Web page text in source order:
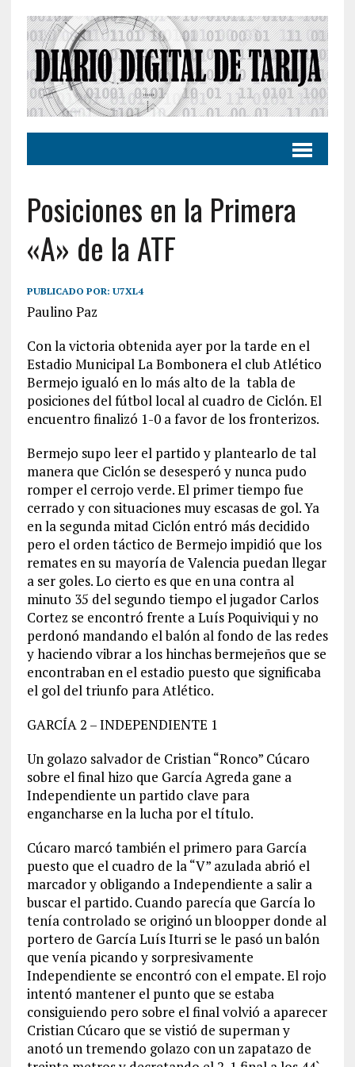
Posiciones en la Primera
«A» de la ATF
PUBLICADO POR: U7XL4
Paulino Paz
Con la victoria obtenida ayer por la tarde en el
Estadio Municipal La Bombonera el club Atlético
Bermejo igualó en lo más alto de la tabla de
posiciones del fútbol local al cuadro de Ciclón. El
encuentro finalizó 1-0 a favor de los fronterizos.
Bermejo supo leer el partido y plantearlo de tal
manera que Ciclón se desesperó y nunca pudo
romper el cerrojo verde. El primer tiempo fue
cerrado y con situaciones muy escasas de gol. Ya
en la segunda mitad Ciclón entró más decidido
pero el orden táctico de Bermejo impidió que los
remates en su mayoría de Valencia puedan llegar
a ser goles. Lo cierto es que en una contra al
minuto 35 del segundo tiempo el jugador Carlos
Cortez se encontró frente a Luís Poquiviqui y no
perdonó mandando el balón al fondo de las redes
y haciendo vibrar a los hinchas bermejeños que se
encontraban en el estadio puesto que significaba
el gol del triunfo para Atlético.
GARCÍA 2 – INDEPENDIENTE 1
Un golazo salvador de Cristian “Ronco” Cúcaro
sobre el final hizo que García Agreda gane a
Independiente un partido clave para
engancharse en la lucha por el título.
Cúcaro marcó también el primero para García
puesto que el cuadro de la “V” azulada abrió el
marcador y obligando a Independiente a salir a
buscar el partido. Cuando parecía que García lo
tenía controlado se originó un bloopper donde al
portero de García Luís Iturri se le pasó un balón
que venía picando y sorpresivamente
Independiente se encontró con el empate. El rojo
intentó mantener el punto que se estaba
consiguiendo pero sobre el final volvió a aparecer
Cristian Cúcaro que se vistió de superman y
anotó un tremendo golazo con un zapatazo de